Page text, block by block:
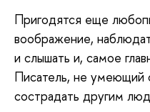
Пригодятся еще
воображение,
и слышать и, самое
Писатель, не умеющий
сострадать другим